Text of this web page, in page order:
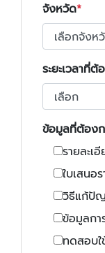
จังหวัด
ระยะเวลาที่ต้
ข้อมูลที่ต้อง
รายละเ
ใบเสนอ
วิธีแก้ปัญ
ข้อมูลก
ทดสอบ